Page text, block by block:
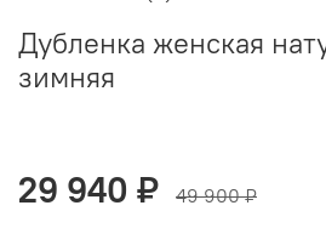
Дубленка женская
зимняя
29 940 ₽ 49 900 ₽